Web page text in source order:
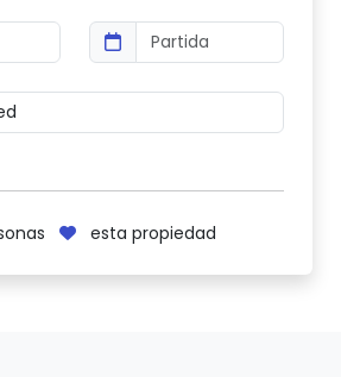
esta propiedad